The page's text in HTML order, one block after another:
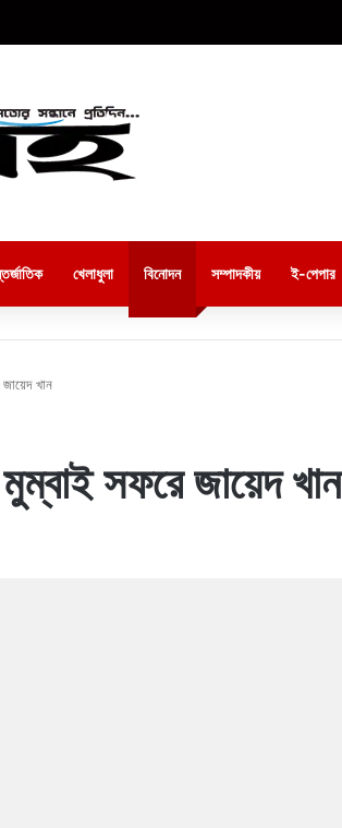
খেলাধুলা বিনোদন সম্পাদকীয় ই-পেপার
খান
সফরে জায়েদ খান